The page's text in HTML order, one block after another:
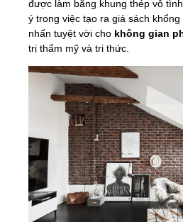
được làm bằng khung thép vô
ý trong việc tạo ra giá sách
nhấn tuyệt vời cho không gian
trị thẩm mỹ và tri thức.